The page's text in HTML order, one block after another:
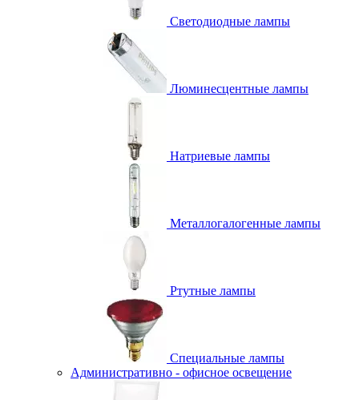
Светодиодные лампы
Люминесцентные лампы
Натриевые лампы
Металлогалогенные лампы
Ртутные лампы
Специальные лампы
Административно - офисное освещение